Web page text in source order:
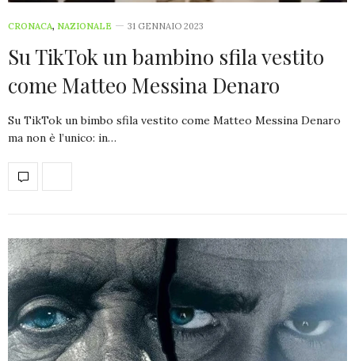
CRONACA, NAZIONALE 31 GENNAIO 2023
Su TikTok un bambino sfila vestito
come Matteo Messina Denaro
Su TikTok un bimbo sfila vestito come Matteo Messina Denaro
ma non è l’unico: in…